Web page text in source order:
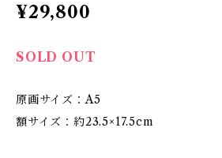
¥29,800
SOLD OUT
原画サイズ：A5
額サイズ：約23.5×17.5cm